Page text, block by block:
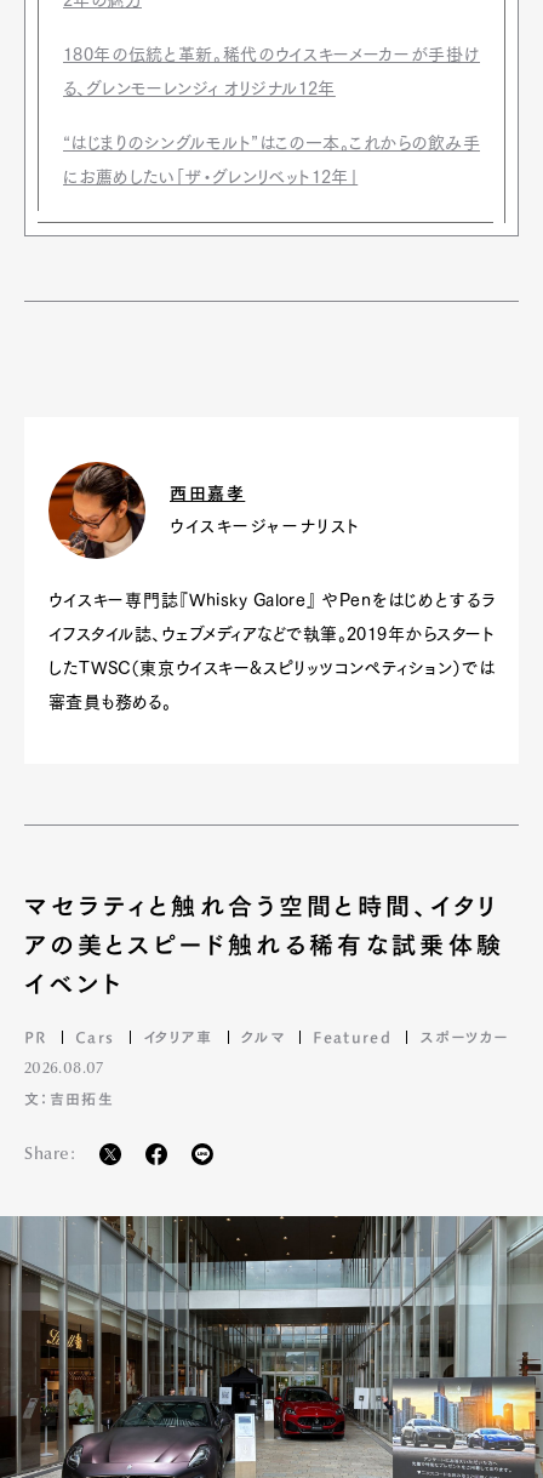
180年の伝統と革新。稀代のウイスキーメーカーが手掛け
る、グレンモーレンジィ オリジナル12年
“はじまりのシングルモルト”はこの一本。これからの飲み手
にお薦めしたい「ザ・グレンリベット12年」
西田嘉孝
ウイスキージャーナリスト
ウイスキー専門誌『Whisky Galore』 やPenをはじめとするラ
イフスタイル誌、ウェブメディアなどで執筆。2019年からスタート
したTWSC（東京ウイスキー&スピリッツコンペティション）では
審査員も務める。
マセラティと触れ合う空間と時間、イタリ
アの美とスピード触れる稀有な試乗体験
イベント
PR Cars イタリア車 クルマ Featured スポーツカー
2026.08.07
文：吉田拓生
Share: